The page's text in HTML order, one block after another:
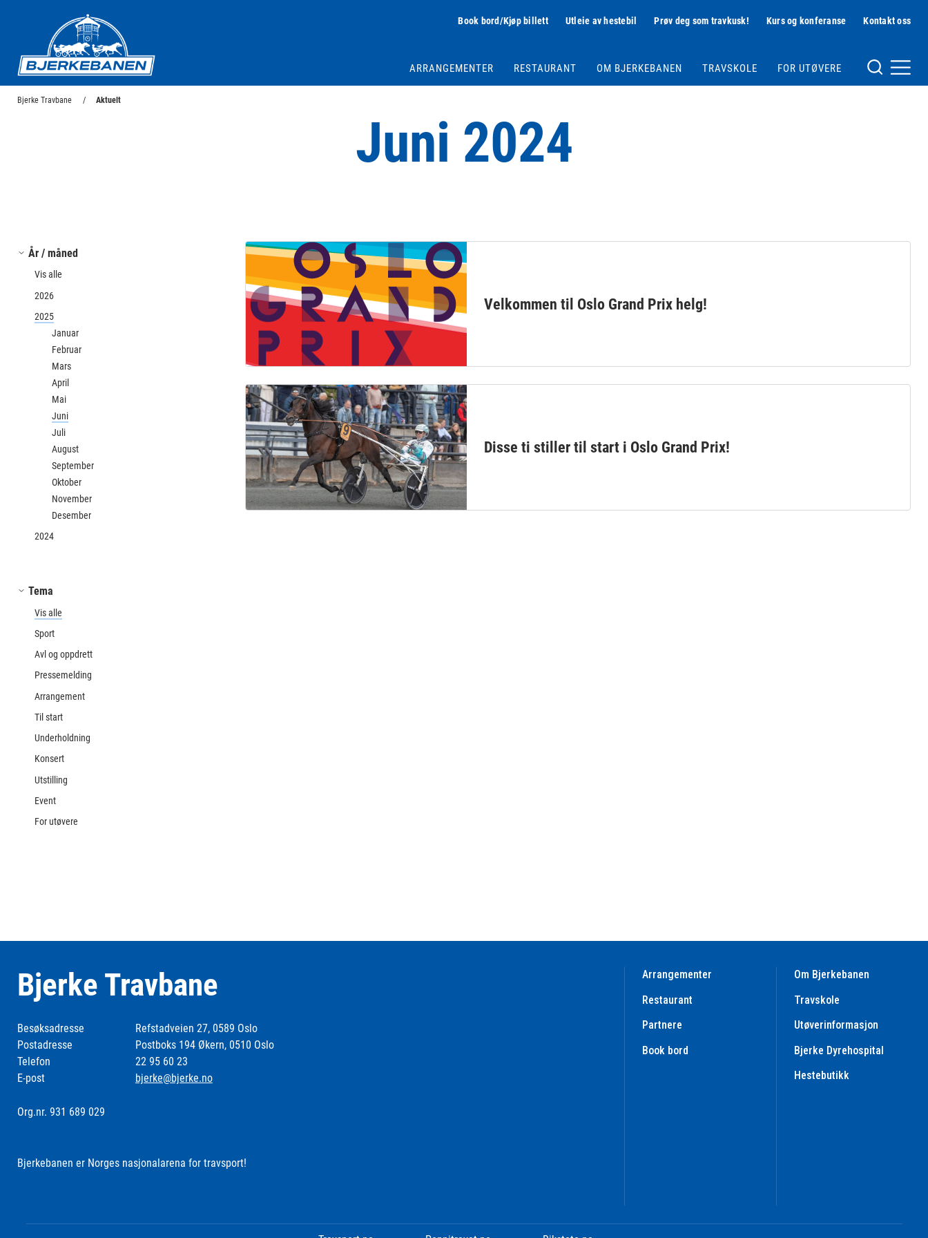
Book bord/Kjøp billett Utleie av hestebil Prøv deg som travkusk! Kurs og konferanse Kontakt oss
ARRANGEMENTER RESTAURANT OM BJERKEBANEN TRAVSKOLE FOR UTØVERE
Bjerke Travbane Aktuelt
Juni 2024
År / måned
Vis alle
2026
2025
Januar
Februar
Mars
April
Mai
Juni
Juli
August
September
Oktober
November
Desember
2024
Tema
Vis alle
Sport
Avl og oppdrett
Pressemelding
Arrangement
Til start
Underholdning
Konsert
Utstilling
Event
For utøvere
Velkommen til Oslo Grand Prix helg!
Disse ti stiller til start i Oslo Grand Prix!
Bjerke Travbane
Besøksadresse
Refstadveien 27, 0589 Oslo
Postadresse
Postboks 194 Økern, 0510 Oslo
Telefon
22 95 60 23
E-post
bjerke@bjerke.no
Org.nr. 931 689 029
Bjerkebanen er Norges nasjonalarena for travsport!
Arrangementer
Restaurant
Partnere
Book bord
Om Bjerkebanen
Travskole
Utøverinformasjon
Bjerke Dyrehospital
Hestebutikk